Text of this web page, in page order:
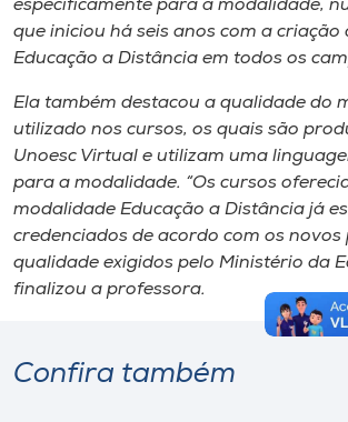
especificamente para a modalidade,
que iniciou há seis anos com a criação
Educação a Distância em todos os
Ela também destacou a qualidade do
utilizado nos cursos, os quais são
Unoesc Virtual e utilizam uma
para a modalidade. “Os cursos
modalidade Educação a Distância já
credenciados de acordo com os novos
qualidade exigidos pelo Ministério da
finalizou a professora.
Confira também